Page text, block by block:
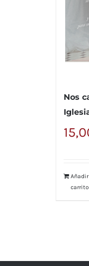
Nos
carrito